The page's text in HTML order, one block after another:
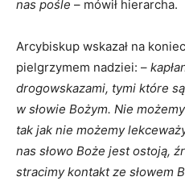
nas pośle – mówił hierarcha.
Arcybiskup wskazał na
pielgrzymem nadziei: –
drogowskazami, tymi które
w słowie Bożym. Nie
tak jak nie możemy
nas słowo Boże jest ostoją,
stracimy kontakt ze słowem